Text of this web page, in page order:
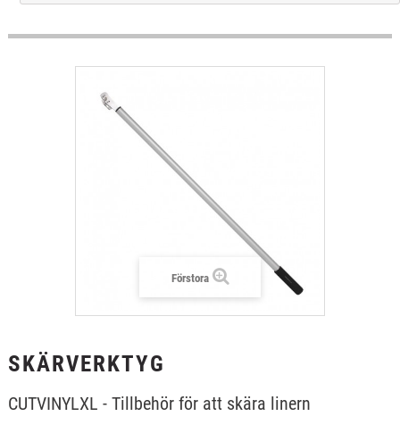
Förstora
SKÄRVERKTYG
CUTVINYLXL - Tillbehör för att skära linern